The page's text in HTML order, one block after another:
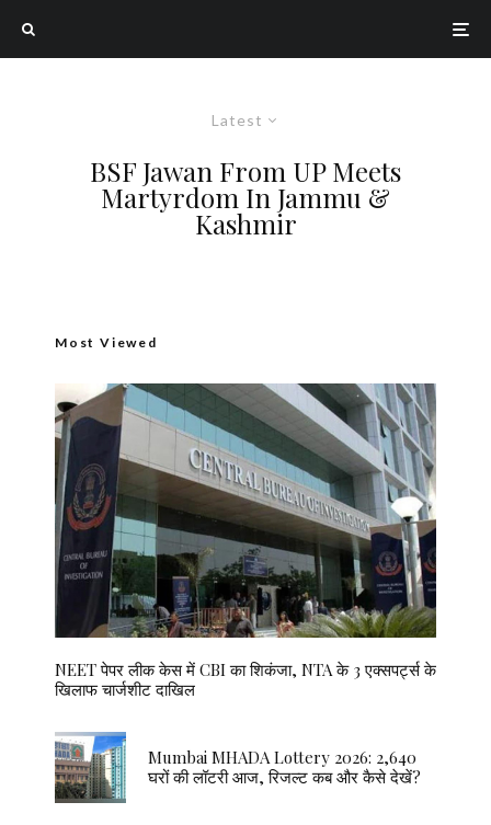
Latest
BSF Jawan From UP Meets
Martyrdom In Jammu &
Kashmir
Most Viewed
NEET पेपर लीक केस में CBI का शिकंजा, NTA के 3 एक्सपर्ट्स के
खिलाफ चार्जशीट दाखिल
Mumbai MHADA Lottery 2026: 2,640
घरों की लॉटरी आज, रिजल्ट कब और कैसे देखें?